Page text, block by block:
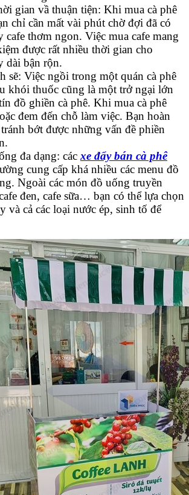
gian vầ thuận tiện: Khi mua cà phê
chỉ cần mất vài phút chờ đợi đã có
cafe thơm ngon. Việc mua cafe mang
được rất nhiều thời gian cho
dài bận rộn.
sẽ: Việc ngồi trong một quán cà phê
khói thuốc cũng là một trở ngại lớn
đồ ghiền cà phê. Khi mua cà phê
đem đến chỗ làm việc. Bạn hoàn
bớt được những vấn đề phiền
đa dạng: các xe đẩy bán cà phê
cung cấp khá nhiều các menu đồ
Ngoài các món đồ uống truyền
đen, cafe sữa… bạn có thể lựa chọn
và cả các loại nước ép, sinh tố để